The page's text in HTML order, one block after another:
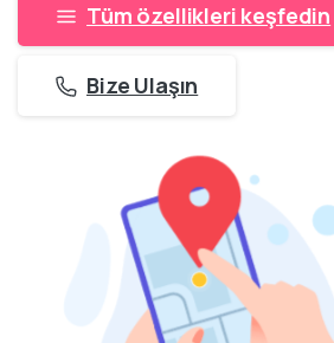
Tüm özellikleri keşfedin
Bize Ulaşın